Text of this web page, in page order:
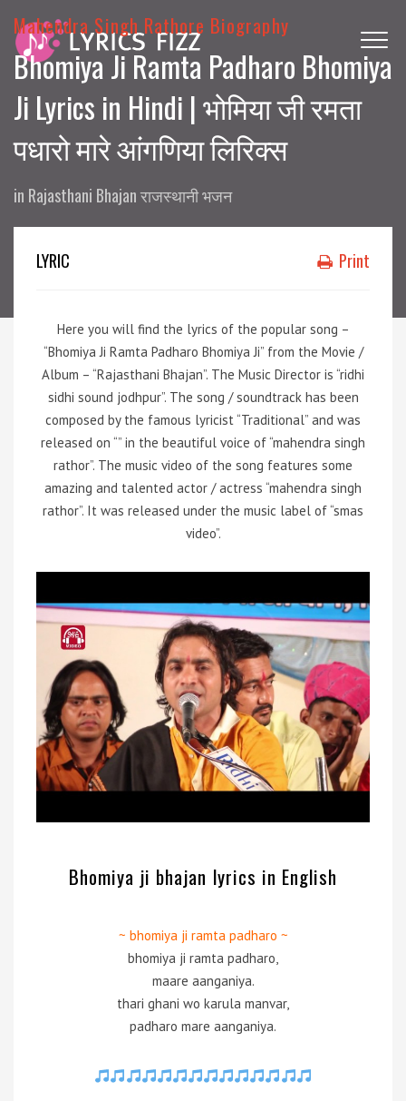
Mahendra Singh Rathore Biography
Bhomiya Ji Ramta Padharo Bhomiya
Ji Lyrics in Hindi | भोमिया जी रमता
पधारो मारे आंगणिया लिरिक्स
in Rajasthani Bhajan राजस्थानी भजन
LYRIC Print
Here you will find the lyrics of the popular song –
“Bhomiya Ji Ramta Padharo Bhomiya Ji” from the Movie /
Album – “Rajasthani Bhajan”. The Music Director is “ridhi
sidhi sound jodhpur”. The song / soundtrack has been
composed by the famous lyricist “Traditional” and was
released on “” in the beautiful voice of “mahendra singh
rathor”. The music video of the song features some
amazing and talented actor / actress “mahendra singh
rathor”. It was released under the music label of “smas
video”.
Bhomiya ji bhajan lyrics in English
~ bhomiya ji ramta padharo ~
bhomiya ji ramta padharo,
maare aanganiya.
thari ghani wo karula manvar,
padharo mare aanganiya.